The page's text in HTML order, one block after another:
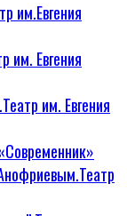
им.Евгения
им. Евгения
им. Евгения